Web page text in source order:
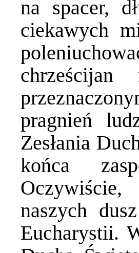
na spacer,
ciekawych
pragnień
Zesłania
końca
naszych
Eucharystii.